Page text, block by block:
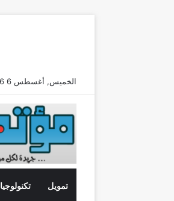
الخميس, أغسطس 6 2026
تمويل تكنولوجيا